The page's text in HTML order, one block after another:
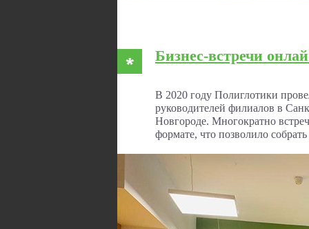
Бизнес-встречи
В 2020 году Полиглотики
руководителей филиалов в
Новгороде. Многократно
формате, что позволило